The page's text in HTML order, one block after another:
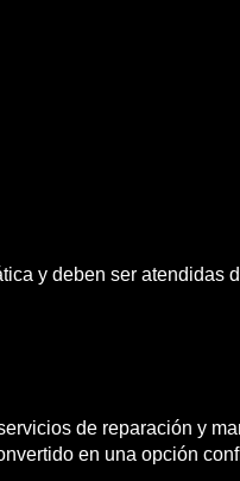
y deben ser atendidas
de reparación y
en una opción